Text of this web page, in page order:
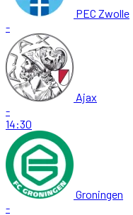
PEC Zwolle
-
Ajax
-
14:30
Groningen
-